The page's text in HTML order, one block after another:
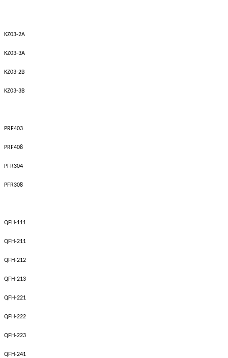
KZ03-2A
KZ03-3A
KZ03-2B
KZ03-3B
PRF403
PRF408
PFR304
PFR308
QFH-111
QFH-211
QFH-212
QFH-213
QFH-221
QFH-222
QFH-223
QFH-241